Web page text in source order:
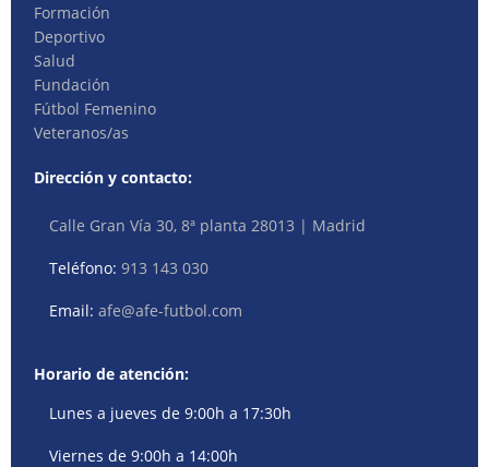
Formación
Deportivo
Salud
Fundación
Fútbol Femenino
Veteranos/as
Dirección y contacto:
Calle Gran Vía 30, 8ª planta 28013 | Madrid
Teléfono:913 143 030
Email:afe@afe-futbol.com
Horario de atención:
Lunes a jueves de 9:00h a 17:30h
Viernes de 9:00h a 14:00h